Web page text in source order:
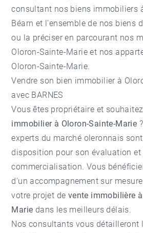
consultant nos biens immobiliers
Béarn et l'ensemble de nos biens
ou la préciser en parcourant nos
Oloron-Sainte-Marie et nos
Oloron-Sainte-Marie.
Vendre son bien immobilier à
avec BARNES
Vous êtes propriétaire et souhaitez
immobilier à Oloron-Sainte-Marie
experts du marché oleronnais
disposition pour son évaluation et
commercialisation. Vous
d'un accompagnement sur
votre projet de vente immobilière
Marie dans les meilleurs délais.
Nos consultants vous détailleront